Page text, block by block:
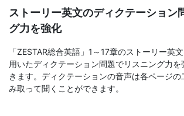
文
芸
書
ま
ストーリー英文のディクテーション
グ力を強化
「ZESTAR総合英語」1～17章のストーリー英
用いたディクテーション問題でリスニング力
きます。ディクテーションの音声は各ページ
み取って聞くことができます。